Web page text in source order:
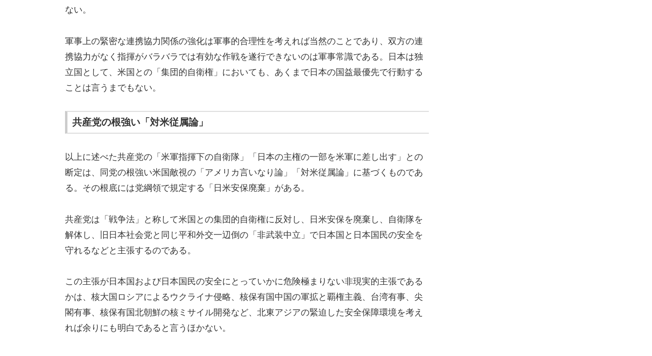
ない。
軍事上の緊密な連携協力関係の強化は軍事的合理性を考えれば当然のことであり、双方の連
携協力がなく指揮がバラバラでは有効な作戦を遂行できないのは軍事常識である。日本は独
立国として、米国との「集団的自衛権」においても、あくまで日本の国益最優先で行動する
ことは言うまでもない。
共産党の根強い「対米従属論」
以上に述べた共産党の「米軍指揮下の自衛隊」「日本の主権の一部を米軍に差し出す」との
断定は、同党の根強い米国敵視の「アメリカ言いなり論」「対米従属論」に基づくものであ
る。その根底には党綱領で規定する「日米安保廃棄」がある。
共産党は「戦争法」と称して米国との集団的自衛権に反対し、日米安保を廃棄し、自衛隊を
解体し、旧日本社会党と同じ平和外交一辺倒の「非武装中立」で日本国と日本国民の安全を
守れるなどと主張するのである。
この主張が日本国および日本国民の安全にとっていかに危険極まりない非現実的主張である
かは、核大国ロシアによるウクライナ侵略、核保有国中国の軍拡と覇権主義、台湾有事、尖
閣有事、核保有国北朝鮮の核ミサイル開発など、北東アジアの緊迫した安全保障環境を考え
れば余りにも明白であると言うほかない。